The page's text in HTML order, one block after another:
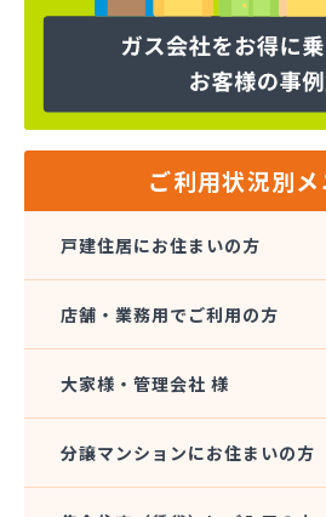
株式会社コープエナジー 足利
株式会社コボリ・ガス
株式会社サイサン 宇都宮営業
株式会社サイサン 今市営業所
株式会社サイサン 湯西川営業所
株式会社サイサン 物流管理
株式会社スガマタ
株式会社スミスケ
株式会社ミツウロコ 宇都宮オ
株式会社ミツウロコ 宇都宮西
ご利用状況別
戸建住居にお住まいの方
店舗・業務用でご利用の方
大家様・管理会社 様
分譲マンションにお住まいの方